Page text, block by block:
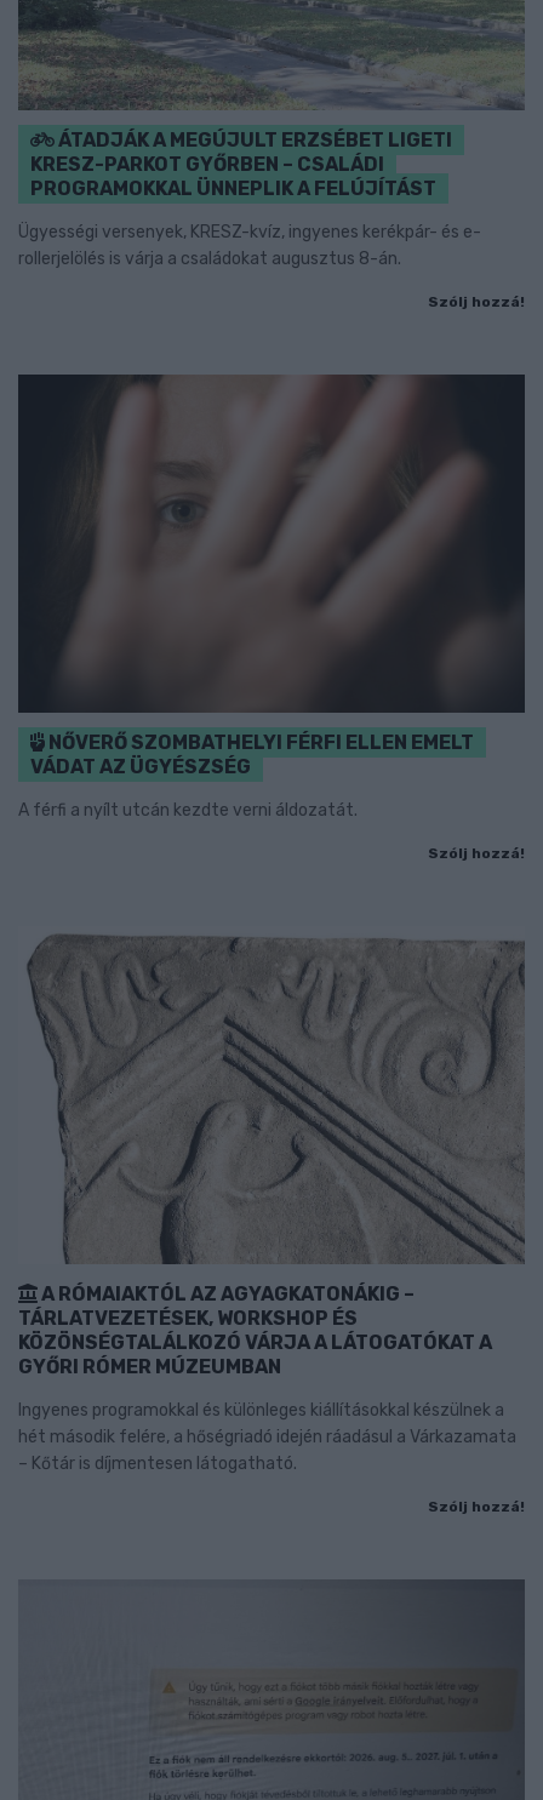
ÁTADJÁK A MEGÚJULT ERZSÉBET LIGETI
KRESZ-PARKOT GYŐRBEN – CSALÁDI
PROGRAMOKKAL ÜNNEPLIK A FELÚJÍTÁST
Ügyességi versenyek, KRESZ-kvíz, ingyenes kerékpár- és e-
rollerjelölés is várja a családokat augusztus 8-án.
Szólj hozzá!
NŐVERŐ SZOMBATHELYI FÉRFI ELLEN EMELT
VÁDAT AZ ÜGYÉSZSÉG
A férfi a nyílt utcán kezdte verni áldozatát.
Szólj hozzá!
A RÓMAIAKTÓL AZ AGYAGKATONÁKIG –
TÁRLATVEZETÉSEK, WORKSHOP ÉS
KÖZÖNSÉGTALÁLKOZÓ VÁRJA A LÁTOGATÓKAT A
GYŐRI RÓMER MÚZEUMBAN
Ingyenes programokkal és különleges kiállításokkal készülnek a
hét második felére, a hőségriadó idején ráadásul a Várkazamata
– Kőtár is díjmentesen látogatható.
Szólj hozzá!